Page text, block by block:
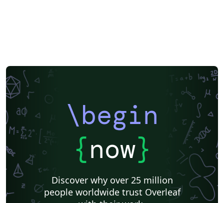
\begin
{now}
Discover why over 25 million
people worldwide trust Overleaf